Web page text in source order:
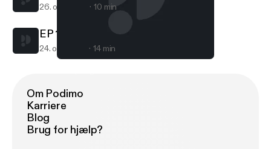
26. okt. 2017 10 min
EP 1 • “Keep Your Apologies” - #BLR
24. okt. 2017 14 min
Om Podimo
Karriere
Blog
Brug for hjælp?